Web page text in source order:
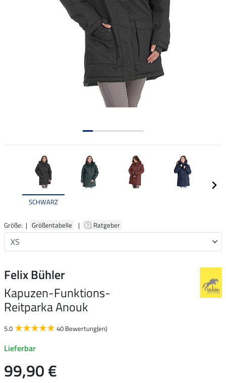
SCHWARZ
Größe: | Größentabelle | Ratgeber
Felix Bühler
Kapuzen-Funktions-
Reitparka Anouk
5.0 40 Bewertung(en)
Lieferbar
99,90 €